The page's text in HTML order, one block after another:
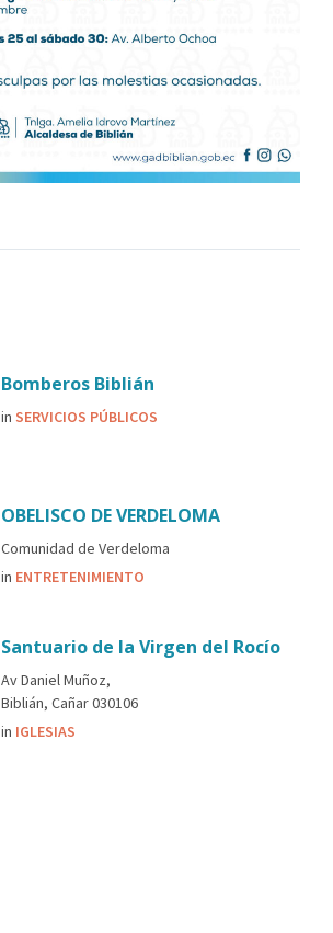
Bomberos Biblián
in SERVICIOS PÚBLICOS
OBELISCO DE VERDELOMA
Comunidad de Verdeloma
in ENTRETENIMIENTO
Santuario de la Virgen del Rocío
Av Daniel Muñoz,
Biblián, Cañar 030106
in IGLESIAS